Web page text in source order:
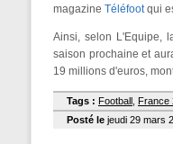
magazine Téléfoot qui
Ainsi, selon L'Equipe,
saison prochaine et
19 millions d'euros,
Tags : Football France
Posté le jeudi 29 mars